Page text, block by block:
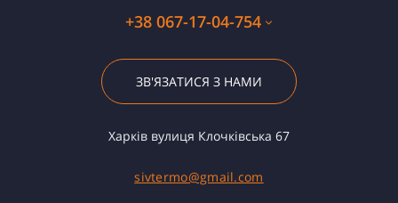
+38 067-17-04-754
ЗВ'ЯЗАТИСЯ З НАМИ
Харків вулиця Клочківська 67
sivtermo@gmail.com